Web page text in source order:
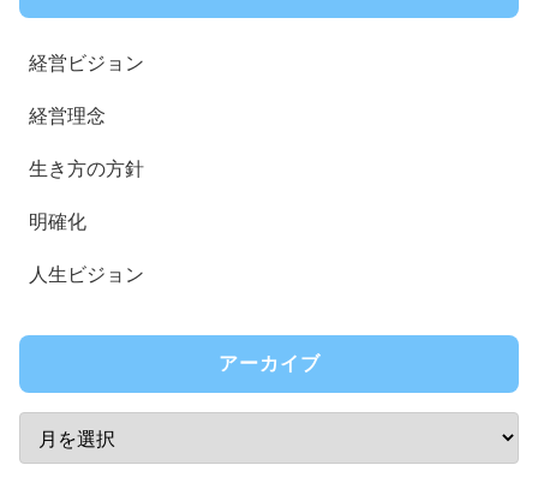
経営ビジョン
経営理念
生き方の方針
明確化
人生ビジョン
アーカイブ